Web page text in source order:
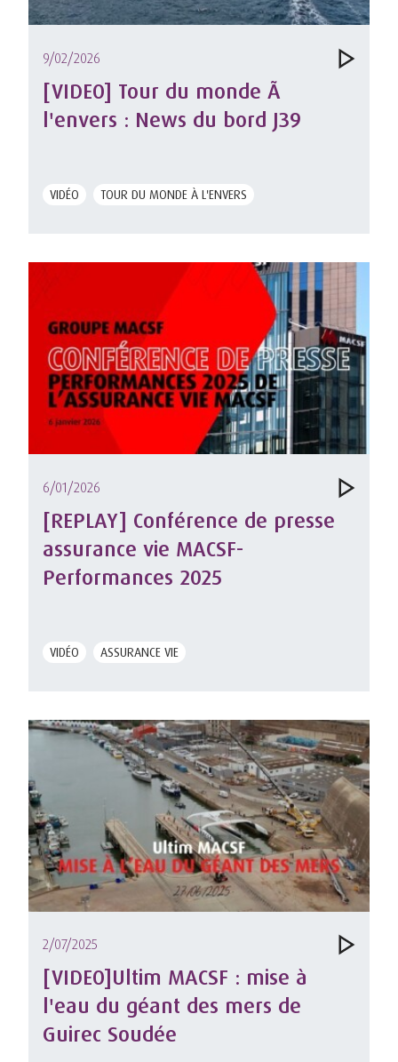
9/02/2026
[VIDEO] Tour du monde Ã
l'envers : News du bord J39
VIDÉO TOUR DU MONDE À L'ENVERS
6/01/2026
[REPLAY] Conférence de presse
assurance vie MACSF-
Performances 2025
VIDÉO ASSURANCE VIE
2/07/2025
[VIDEO]Ultim MACSF : mise à
l'eau du géant des mers de
Guirec Soudée